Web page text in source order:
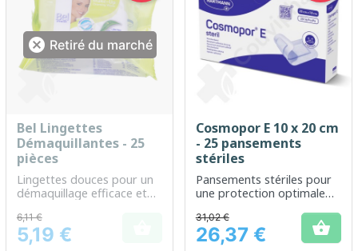
 Retiré du marché
Bel Lingettes
Démaquillantes - 25
pièces
Lingettes douces pour un
démaquillage efficace et
Prix
6,11 €
5,19 €
Cosmopor E 10 x 20 cm
- 25 pansements
stériles
Pansements stériles pour
une protection optimale
Prix
31,02 €
26,37 € 